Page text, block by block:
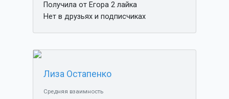
Получила от Егора 2 лайка
Нет в друзьях и подписчиках
Лиза Остапенко
Средняя взаимность